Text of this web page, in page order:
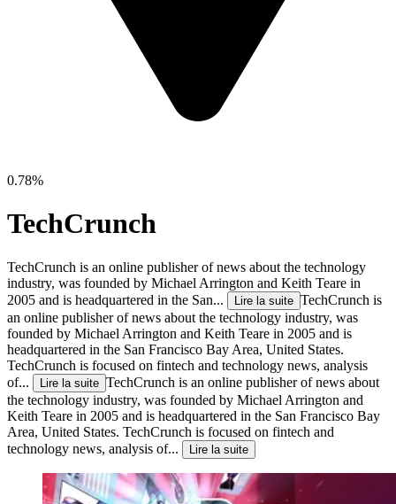
0.78%
TechCrunch
TechCrunch is an online publisher of news about the technology
industry, was founded by Michael Arrington and Keith Teare in
2005 and is headquartered in the San...
Lire la suite TechCrunch is
an online publisher of news about the technology industry, was
founded by Michael Arrington and Keith Teare in 2005 and is
headquartered in the San Francisco Bay Area, United States.
TechCrunch is focused on fintech and technology news, analysis
of...
Lire la suite TechCrunch is an online publisher of news about
the technology industry, was founded by Michael Arrington and
Keith Teare in 2005 and is headquartered in the San Francisco Bay
Area, United States. TechCrunch is focused on fintech and
technology news, analysis of...
Lire la suite